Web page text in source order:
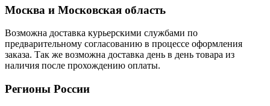
Москва и Московская область
Возможна доставка курьерскими службами по
предварительному согласованию в процессе оформления
заказа. Так же возможна доставка день в день товара из
наличия после прохождению оплаты.
Регионы России